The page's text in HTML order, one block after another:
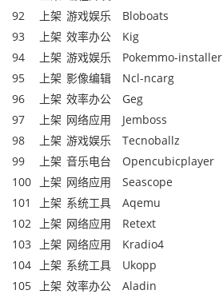
92
上架 游戏娱乐 Bloboats
93
上架 效率办公 Kig
94
上架 游戏娱乐 Pokemmo-installer
95
上架 影像编辑 Ncl-ncarg
96
上架 效率办公 Geg
97
上架 网络应用 Jemboss
98
上架 游戏娱乐 Tecnoballz
99
上架 音乐电台 Opencubicplayer
100
上架 网络应用 Seascope
101
上架 系统工具 Aqemu
102
上架 网络应用 Retext
103
上架 网络应用 Kradio4
104
上架 系统工具 Ukopp
105
上架 效率办公 Aladin